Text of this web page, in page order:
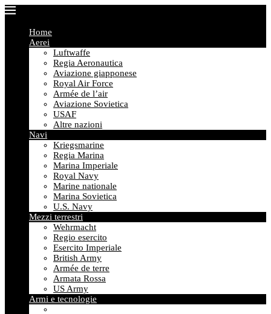
Home
Aerei
Luftwaffe
Regia Aeronautica
Aviazione giapponese
Royal Air Force
Armée de l’air
Aviazione Sovietica
USAF
Altre nazioni
Navi
Kriegsmarine
Regia Marina
Marina Imperiale
Royal Navy
Marine nationale
Marina Sovietica
U.S. Navy
Mezzi terrestri
Wehrmacht
Regio esercito
Esercito Imperiale
British Army
Armée de terre
Armata Rossa
US Army
Armi e tecnologie